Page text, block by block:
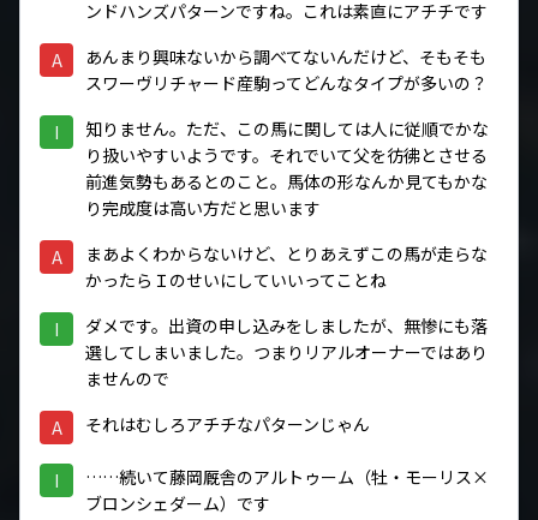
ンドハンズパターンですね。これは素直にアチチです
A
あんまり興味ないから調べてないんだけど、そもそも
スワーヴリチャード産駒ってどんなタイプが多いの？
I
知りません。ただ、この馬に関しては人に従順でかな
り扱いやすいようです。それでいて父を彷彿とさせる
前進気勢もあるとのこと。馬体の形なんか見てもかな
り完成度は高い方だと思います
A
まあよくわからないけど、とりあえずこの馬が走らな
かったらＩのせいにしていいってことね
I
ダメです。出資の申し込みをしましたが、無惨にも落
選してしまいました。つまりリアルオーナーではあり
ませんので
A それはむしろアチチなパターンじゃん
I
……続いて藤岡厩舎のアルトゥーム（牡・モーリス×
ブロンシェダーム）です